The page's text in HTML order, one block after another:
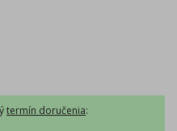
termín doručenia: